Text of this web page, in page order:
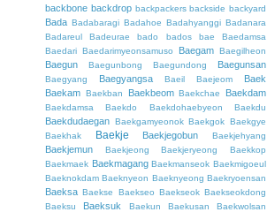
backbone backdrop backpackers backside backyard
Bada Badabaragi Badahoe Badahyanggi Badanara
Badareul
Badeurae bado bados bae
Baedamsa
Baedari Baedarimyeonsamuso Baegam Baegilheon
Baegun Baegunbong Baegundong Baegunsan
Baegyang Baegyangsa Baeil Baejeom
Baek
Baekam Baekban Baekbeom Baekchae Baekdam
Baekdamsa Baekdo Baekdohaebyeon Baekdu
Baekdudaegan Baekgamyeonok Baekgok Baekgye
Baekhak
Baekje Baekjegobun Baekjehyang
Baekjemun Baekjeong Baekjeryeong
Baekkop
Baekmaek Baekmagang Baekmanseok Baekmigoeul
Baeknokdam Baeknyeon Baeknyeong Baekryoensan
Baeksa Baekse Baekseo Baekseok Baekseokdong
Baeksu
Baeksuk Baekun Baekusan
Baekwolsan